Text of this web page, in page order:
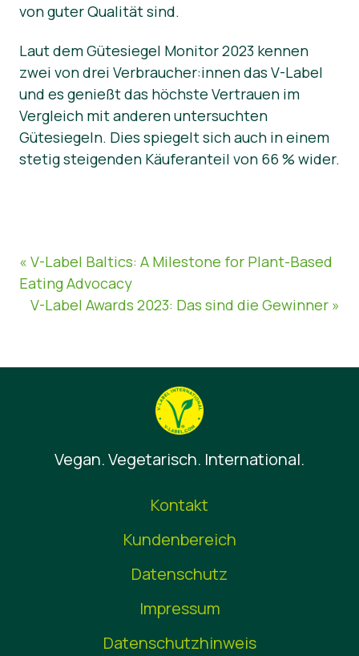
von guter Qualität sind.
Laut dem Gütesiegel Monitor 2023 kennen
zwei von drei Verbraucher:innen das V-Label
und es genießt das höchste Vertrauen im
Vergleich mit anderen untersuchten
Gütesiegeln. Dies spiegelt sich auch in einem
stetig steigenden Käuferanteil von 66 % wider.
« V-Label Baltics: A Milestone for Plant-Based
Eating Advocacy
V-Label Awards 2023: Das sind die Gewinner »
Vegan. Vegetarisch. International.
Kontakt
Kundenbereich
Datenschutz
Impressum
Datenschutzhinweis